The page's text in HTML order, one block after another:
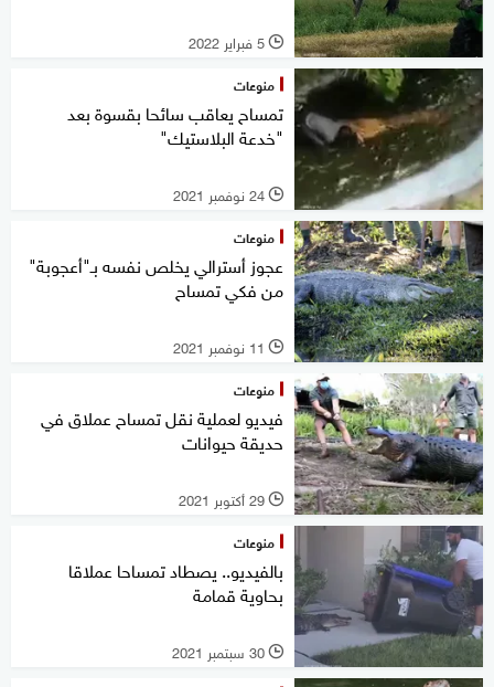
l 5 فبراير 2022
منوعات
تمساح يعاقب سائحا بقسوة بعد
"خدعة البلاستيك"
l 24 نوفمبر 2021
منوعات
عجوز أسترالي يخلص نفسه بـ"أعجوبة"
من فكي تمساح
l 11 نوفمبر 2021
منوعات
فيديو لعملية نقل تمساح عملاق في
حديقة حيوانات
l 29 أكتوبر 2021
منوعات
بالفيديو.. يصطاد تمساحا عملاقا
بحاوية قمامة
l 30 سبتمبر 2021